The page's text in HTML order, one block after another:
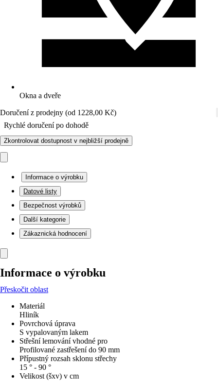
Okna a dveře
Doručení z prodejny (od 1228,00 Kč)
Rychlé doručení po dohodě
Zkontrolovat dostupnost v nejbližší prodejně
Informace o výrobku
Datové listy
Bezpečnost výrobků
Další kategorie
Zákaznická hodnocení
Informace o výrobku
Přeskočit oblast
Materiál
Hliník
Povrchová úprava
S vypalovaným lakem
Střešní lemování vhodné pro
Profilované zastřešení do 90 mm
Přípustný rozsah sklonu střechy
15 ° - 90 °
Velikost (šxv) v cm